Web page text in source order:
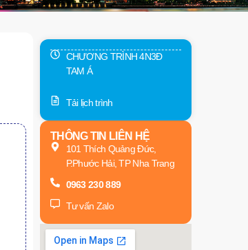
CHƯƠNG TRÌNH 4N3Đ
TAM Á
Tải lịch trình
THÔNG TIN LIÊN HỆ
101 Thích Quảng Đức,
P.Phước Hải, TP Nha Trang
0963 230 889
Tư vấn Zalo